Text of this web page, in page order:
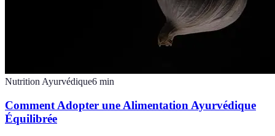
Nutrition Ayurvédique6 min
Comment Adopter une Alimentation Ayurvédique
Équilibrée